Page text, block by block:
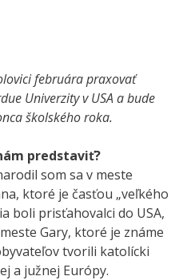
februára praxovať
Univerzity v USA a bude
školského roka.
predstaviť?
som sa v meste
ktoré je časťou „veľkého
boli prisťahovalci do USA,
Gary, ktoré je známe
tvorili katolícki
a južnej Európy.